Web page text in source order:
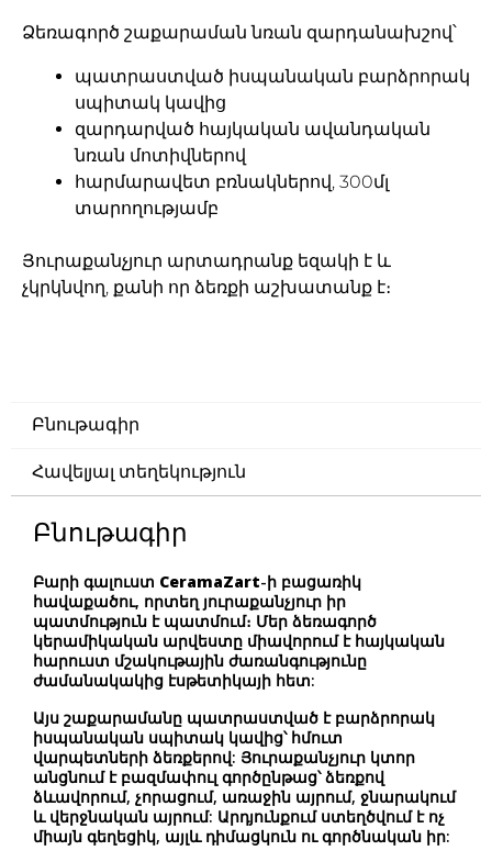
Ձեռագործ շաքարաման նռան զարդանախշով՝
պատրաստված իսպանական բարձրորակ
սպիտակ կավից
զարդարված հայկական ավանդական
նռան մոտիվներով
հարմարավետ բռնակներով, 300մլ
տարողությամբ
Յուրաքանչյուր արտադրանք եզակի է և
չկրկնվող, քանի որ ձեռքի աշխատանք է։
Բնութագիր
Հավելյալ տեղեկություն
Բնութագիր
Բարի գալուստ CeramaZart-ի բացառիկ
հավաքածու, որտեղ յուրաքանչյուր իր
պատմություն է պատմում։ Մեր ձեռագործ
կերամիկական արվեստը միավորում է հայկական
հարուստ մշակութային ժառանգությունը
ժամանակակից էսթետիկայի հետ:
Այս շաքարամանը պատրաստված է բարձրորակ
իսպանական սպիտակ կավից՝ հմուտ
վարպետների ձեռքերով: Յուրաքանչյուր կտոր
անցնում է բազմափուլ գործընթաց՝ ձեռքով
ձևավորում, չորացում, առաջին այրում, ջնարակում
և վերջնական այրում: Արդյունքում ստեղծվում է ոչ
միայն գեղեցիկ, այլև դիմացկուն ու գործնական իր: